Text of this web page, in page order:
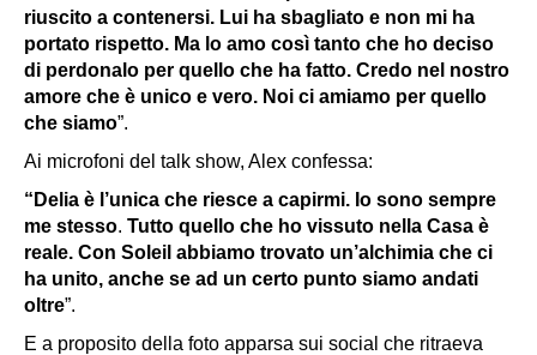
riuscito a contenersi. Lui ha sbagliato e non mi ha
portato rispetto. Ma lo amo così tanto che ho deciso
di perdonalo per quello che ha fatto. Credo nel nostro
amore che è unico e vero. Noi ci amiamo per quello
che siamo”.
Ai microfoni del talk show, Alex confessa:
“Delia è l’unica che riesce a capirmi. Io sono sempre
me stesso. Tutto quello che ho vissuto nella Casa è
reale. Con Soleil abbiamo trovato un’alchimia che ci
ha unito, anche se ad un certo punto siamo andati
oltre”.
E a proposito della foto apparsa sui social che ritraeva